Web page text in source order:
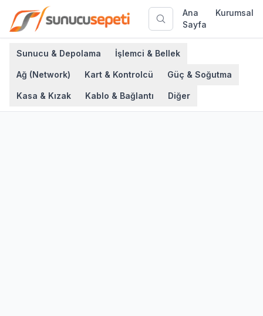
Ana
Sayfa
Kurumsal
Sunucu & Depolama İşlemci & Bellek
Ağ (Network) Kart & Kontrolcü Güç & Soğutma
Kasa & Kızak Kablo & Bağlantı Diğer